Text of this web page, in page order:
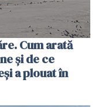
Cum arată
și de ce
a plouat în